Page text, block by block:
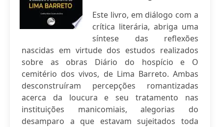
Este livro, em diálogo com a
crítica literária, abriga uma
síntese das reflexões
nascidas em virtude dos estudos realizados
sobre as obras Diário do hospício e O
cemitério dos vivos, de Lima Barreto. Ambas
desconstruíram percepções romantizadas
acerca da loucura e seu tratamento nas
instituições manicomiais, alegorias do
desamparo a que estavam sujeitados toda